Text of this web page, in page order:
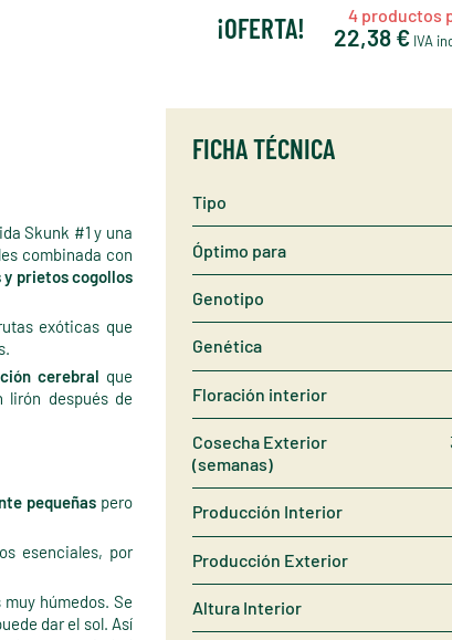
¡OFERTA! 4productos
22,38 € IVA
Skunk #1 y una
combinada con
prietos cogollos
exóticas que
cerebral que
lirón después de
pequeñaspero
esenciales, por
húmedos. Se
dar el sol. Así
FICHA TÉCNICA
Tipo
Óptimo para
Genotipo
Genética
Floración interior
Cosecha Exterior
(semanas)
Producción Interior
Producción Exterior
Altura Interior